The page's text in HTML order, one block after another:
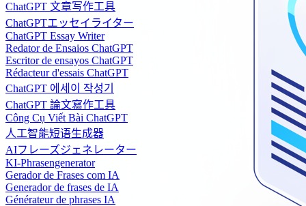
ChatGPT 文章写作工具
ChatGPTエッセイライター
ChatGPT Essay Writer
Redator de Ensaios ChatGPT
Escritor de ensayos ChatGPT
Rédacteur d'essais ChatGPT
ChatGPT 에세이 작성기
ChatGPT 論文寫作工具
Công Cụ Viết Bài ChatGPT
人工智能短语生成器
AIフレーズジェネレーター
KI-Phrasengenerator
Gerador de Frases com IA
Generador de frases de IA
Générateur de phrases IA